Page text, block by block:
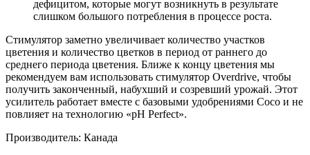
дефицитом, которые могут возникнуть в результате
слишком большого потребления в процессе роста.
Стимулятор заметно увеличивает количество участков
цветения и количество цветков в период от раннего до
среднего периода цветения. Ближе к концу цветения мы
рекомендуем вам использовать стимулятор Overdrive, чтобы
получить законченный, набухший и созревший урожай. Этот
усилитель работает вместе с базовыми удобрениями Coco и не
повлияет на технологию «pH Perfect».
Производитель: Канада